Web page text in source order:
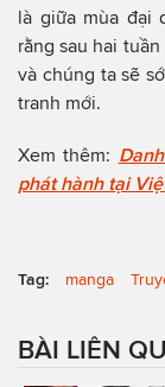
là giữa mùa đại
rằng sau hai
và chúng ta sẽ
tranh mới.
Xem thêm:
phát hành tại
Tag: manga
BÀI LIÊN